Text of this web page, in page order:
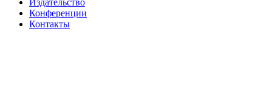
Издательство
Конференции
Контакты